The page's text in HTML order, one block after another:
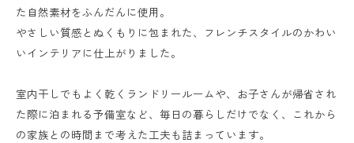
た自然素材をふんだんに使用。
やさしい質感とぬくもりに包まれた、フレンチスタイルのかわい
いインテリアに仕上がりました。
室内干しでもよく乾くランドリールームや、お子さんが帰省され
た際に泊まれる予備室など、毎日の暮らしだけでなく、これから
の家族との時間まで考えた工夫も詰まっています。